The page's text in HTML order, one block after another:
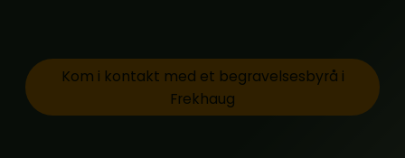
Kom i kontakt med et begravelsesbyrå i
Frekhaug